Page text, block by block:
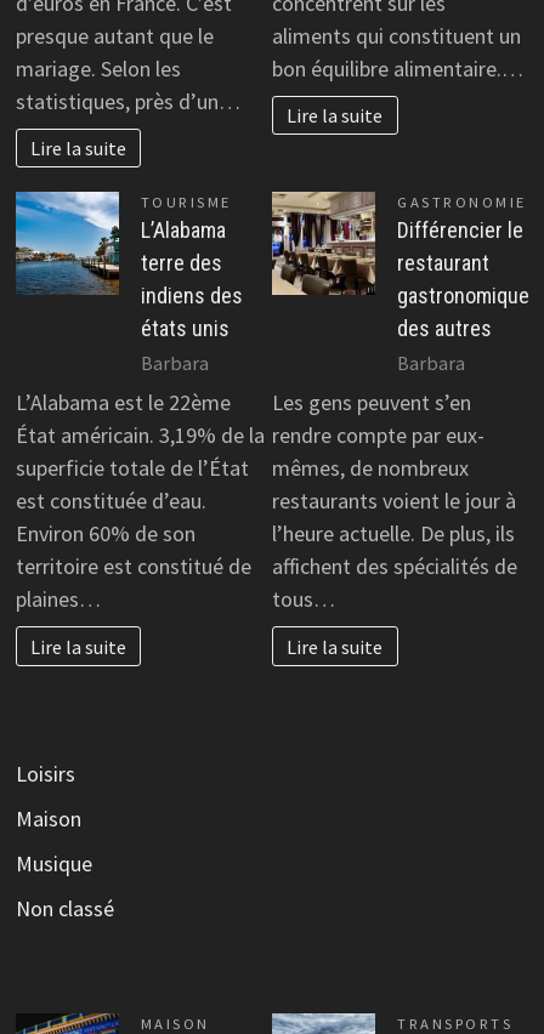
presque autant que le
mariage. Selon les
statistiques, près d’un…
Lire la suite
aliments qui constituent un
bon équilibre alimentaire.…
Lire la suite
TOURISME
L’Alabama
terre des
indiens des
états unis
Barbara
L’Alabama est le 22ème
État américain. 3,19% de la
superficie totale de l’État
est constituée d’eau.
Environ 60% de son
territoire est constitué de
plaines…
Lire la suite
GASTRONOMIE
Différencier le
restaurant
gastronomique
des autres
Barbara
Les gens peuvent s’en
rendre compte par eux-
mêmes, de nombreux
restaurants voient le jour à
l’heure actuelle. De plus, ils
affichent des spécialités de
tous…
Lire la suite
Loisirs
Maison
Musique
Non classé
MAISON
TRANSPORTS